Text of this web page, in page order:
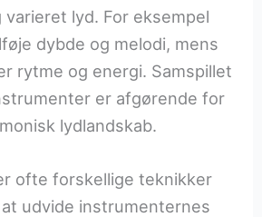
varieret lyd. For eksempel
dybde og melodi, mens
rytme og energi. Samspillet
er afgørende for
lydlandskab.
ofte forskellige teknikker
udvide instrumenternes